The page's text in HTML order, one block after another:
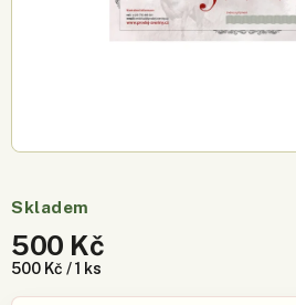
500 Kč
500 Kč / 1 ks
Skladem